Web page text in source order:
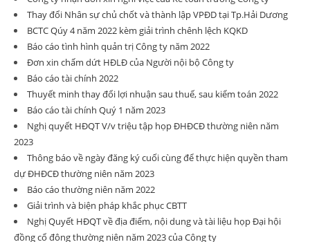
Thay đổi Nhân sự chủ chốt và thành lập VPĐD tại Tp.Hải Dương
BCTC Qúy 4 năm 2022 kèm giải trình chênh lệch KQKD
Báo cáo tình hình quản trị Công ty năm 2022
Đơn xin chấm dứt HĐLĐ của Người nội bộ Công ty
Báo cáo tài chính 2022
Thuyết minh thay đổi lợi nhuận sau thuế, sau kiểm toán 2022
Báo cáo tài chính Quý 1 năm 2023
Nghị quyết HĐQT V/v triệu tập họp ĐHĐCĐ thường niên năm
2023
Thông báo về ngày đăng ký cuối cùng để thực hiện quyền tham
dự ĐHĐCĐ thường niên năm 2023
Báo cáo thường niên năm 2022
Giải trình và biện pháp khắc phục CBTT
Nghị Quyết HĐQT về địa điểm, nội dung và tài liệu họp Đại hội
đồng cổ đông thường niên năm 2023 của Công ty